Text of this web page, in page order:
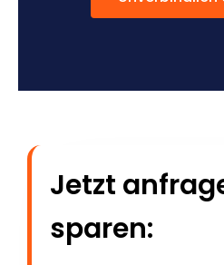
Jetzt
sparen: